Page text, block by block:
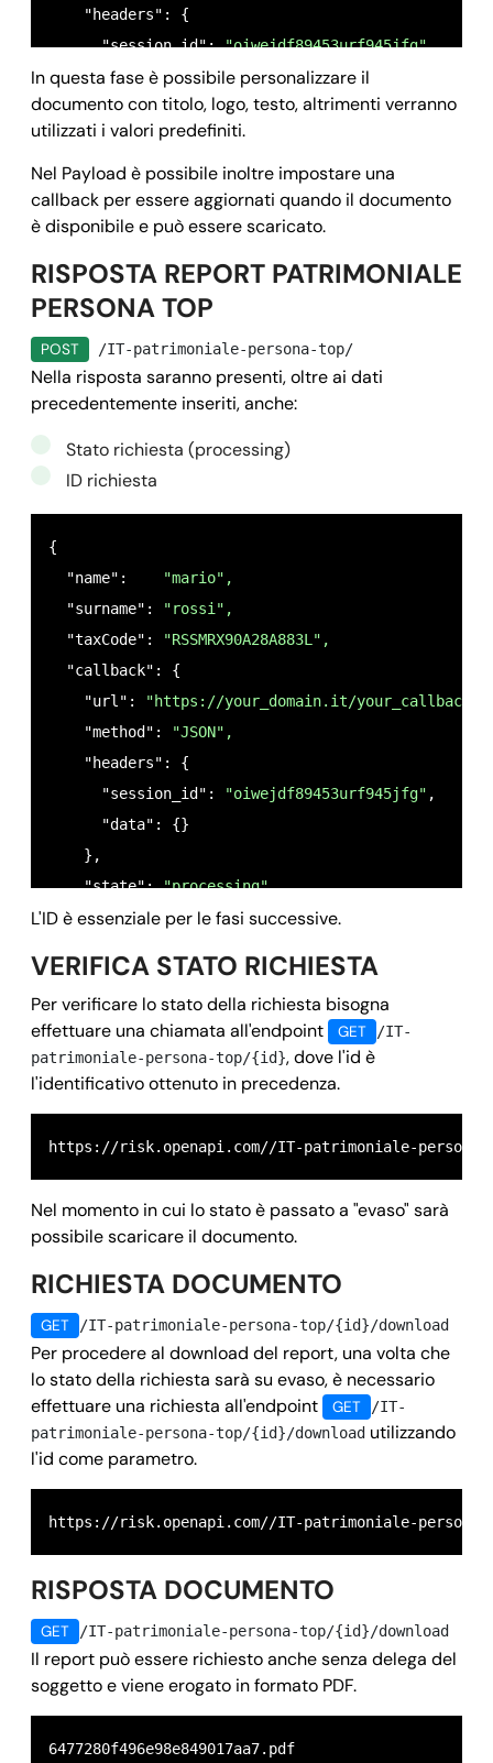
    "headers": {
      "session_id":
"oiwejdf89453urf945jfg"
    }
  }
}
In questa fase è possibile personalizzare il
documento con titolo, logo, testo, altrimenti verranno
utilizzati i valori predefiniti.
Nel Payload è possibile inoltre impostare una
callback per essere aggiornati quando il documento
è disponibile e può essere scaricato.
RISPOSTA REPORT PATRIMONIALE
PERSONA TOP
POST /IT-patrimoniale-persona-top/
Nella risposta saranno presenti, oltre ai dati
precedentemente inseriti, anche:
Stato richiesta (processing)
ID richiesta
{
  "name":
"mario",
  "surname":
"rossi",
  "taxCode":
"RSSMRX90A28A883L",
  "callback": {
    "url":
"https://your_domain.it/
    "method":
"JSON",
    "headers": {
      "session_id":
"oiwejdf89453urf945jfg" ,
      "data": {}
    },
    "state":
"processing",
    "creation_timestamp":
1685530639,
    "owner":
" m.rossi@gmail.it",
    "id": "
6477280f496e98e849017aa7"
  },
  "success":
L'ID è essenziale per le fasi successive.
VERIFICA STATO RICHIESTA
Per verificare lo stato della richiesta bisogna
effettuare una chiamata all'endpoint
GET
/IT-
patrimoniale-persona-top/{id}, dove l'id è
l'identificativo ottenuto in precedenza.
https://risk.openapi.com//IT-patrimoniale-persona/
Nel momento in cui lo stato è passato a "evaso" sarà
possibile scaricare il documento.
RICHIESTA DOCUMENTO
GET /IT-patrimoniale-persona-top/{id}/download
Per procedere al download del report, una volta che
lo stato della richiesta sarà su evaso, è necessario
effettuare una richiesta all'endpoint
GET
/IT-
patrimoniale-persona-top/{id}/download utilizzando
l'id come parametro.
https://risk.openapi.com//IT-patrimoniale-persona/
RISPOSTA DOCUMENTO
GET /IT-patrimoniale-persona-top/{id}/download
Il report può essere richiesto anche senza delega del
soggetto e viene erogato in formato PDF.
6477280f496e98e849017aa7.pdf